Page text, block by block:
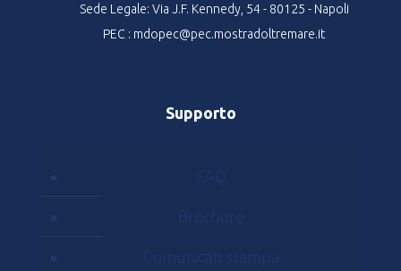
Sede Legale: Via J.F. Kennedy, 54 - 80125 - Napoli
PEC : mdopec@pec.mostradoltremare.it
Supporto
FAQ
Brochure
Comunicati stampa